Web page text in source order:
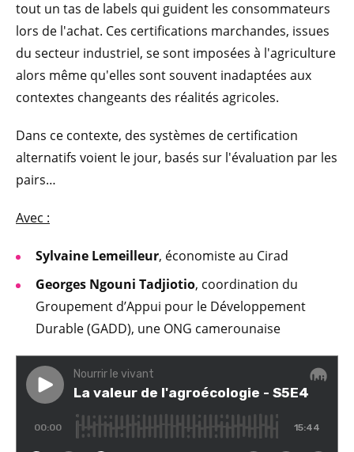
tout un tas de labels qui guident les consommateurs
lors de l'achat. Ces certifications marchandes, issues
du secteur industriel, se sont imposées à l'agriculture
alors même qu'elles sont souvent inadaptées aux
contextes changeants des réalités agricoles.
Dans ce contexte, des systèmes de certification
alternatifs voient le jour, basés sur l'évaluation par les
pairs…
Avec :
Sylvaine Lemeilleur, économiste au Cirad
Georges Ngouni Tadjiotio, coordination du
Groupement d’Appui pour le Développement
Durable (GADD), une ONG camerounaise